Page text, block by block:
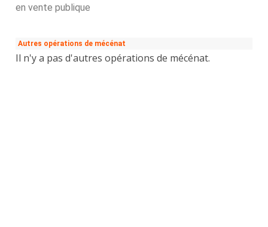
en vente publique
Autres opérations de mécénat
Il n'y a pas d'autres opérations de mécénat.